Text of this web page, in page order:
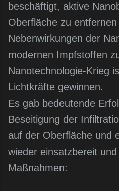
beschäftigt, aktive
Oberfläche zu
Nebenwirkungen der
modernen Impfstoffen
Nanotechnologie-Krieg
Lichtkräfte gewinnen.
Es gab bedeutende
Beseitigung der
auf der Oberfläche und
wieder einsatzbereit
Maßnahmen: